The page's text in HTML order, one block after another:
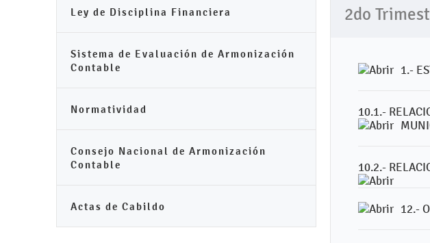
Ley de Disciplina Financiera
Sistema de Evaluación de Armonización
Contable
Normatividad
Consejo Nacional de Armonización
Contable
Actas de Cabildo
2do
1.-
10.1.-
10.2.-
12.-